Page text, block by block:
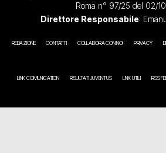
Roma n° 97/25 del 02/
Direttore Responsabile:
REDAZIONE CONTATTI COLLABORA CON NOI PRIVACY
LINK COMUNICATION RISULTATI JUVENTUS LINK UTILI RSS